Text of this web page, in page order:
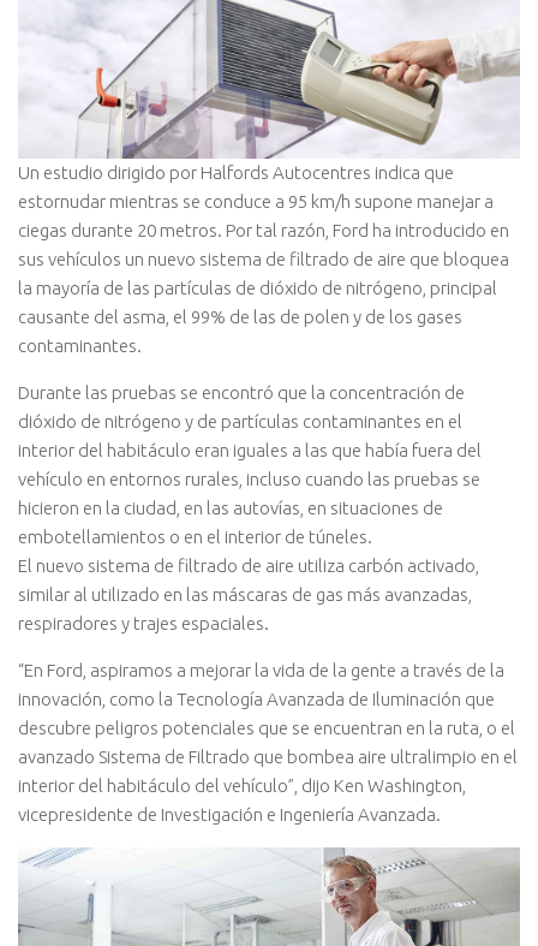
Un estudio dirigido por Halfords Autocentres indica que
estornudar mientras se conduce a 95 km/h supone manejar a
ciegas durante 20 metros. Por tal razón, Ford ha introducido en
sus vehículos un nuevo sistema de filtrado de aire que bloquea
la mayoría de las partículas de dióxido de nitrógeno, principal
causante del asma, el 99% de las de polen y de los gases
contaminantes.
Durante las pruebas se encontró que la concentración de
dióxido de nitrógeno y de partículas contaminantes en el
interior del habitáculo eran iguales a las que había fuera del
vehículo en entornos rurales, incluso cuando las pruebas se
hicieron en la ciudad, en las autovías, en situaciones de
embotellamientos o en el interior de túneles.
El nuevo sistema de filtrado de aire utiliza carbón activado,
similar al utilizado en las máscaras de gas más avanzadas,
respiradores y trajes espaciales.
“En Ford, aspiramos a mejorar la vida de la gente a través de la
innovación, como la Tecnología Avanzada de Iluminación que
descubre peligros potenciales que se encuentran en la ruta, o el
avanzado Sistema de Filtrado que bombea aire ultralimpio en el
interior del habitáculo del vehículo”, dijo Ken Washington,
vicepresidente de Investigación e Ingeniería Avanzada.